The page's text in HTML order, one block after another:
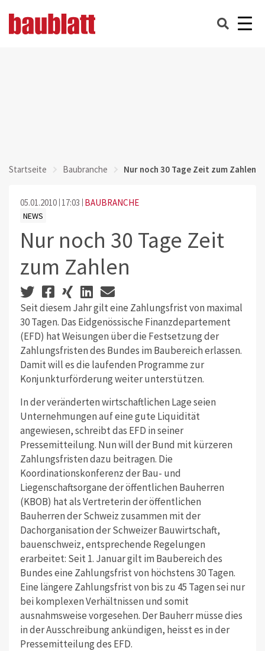
Startseite Baubranche Nur noch 30 Tage Zeit zum Zahlen
05.01.2010 17:03 BAUBRANCHE
NEWS
Nur noch 30 Tage Zeit
zum Zahlen
Seit diesem Jahr gilt eine Zahlungsfrist von maximal
30 Tagen. Das Eidgenössische Finanzdepartement
(EFD) hat Weisungen über die Festsetzung der
Zahlungsfristen des Bundes im Baubereich erlassen.
Damit will es die laufenden Programme zur
Konjunkturförderung weiter unterstützen.
In der veränderten wirtschaftlichen Lage seien
Unternehmungen auf eine gute Liquidität
angewiesen, schreibt das EFD in seiner
Pressemitteilung. Nun will der Bund mit kürzeren
Zahlungsfristen dazu beitragen. Die
Koordinationskonferenz der Bau- und
Liegenschaftsorgane der öffentlichen Bauherren
(KBOB) hat als Vertreterin der öffentlichen
Bauherren der Schweiz zusammen mit der
Dachorganisation der Schweizer Bauwirtschaft,
bauenschweiz, entsprechende Regelungen
erarbeitet: Seit 1. Januar gilt im Baubereich des
Bundes eine Zahlungsfrist von höchstens 30 Tagen.
Eine längere Zahlungsfrist von bis zu 45 Tagen sei nur
bei komplexen Verhältnissen und somit
ausnahmsweise vorgesehen. Der Bauherr müsse dies
in der Ausschreibung ankündigen, heisst es in der
Pressemitteilung des EFD.